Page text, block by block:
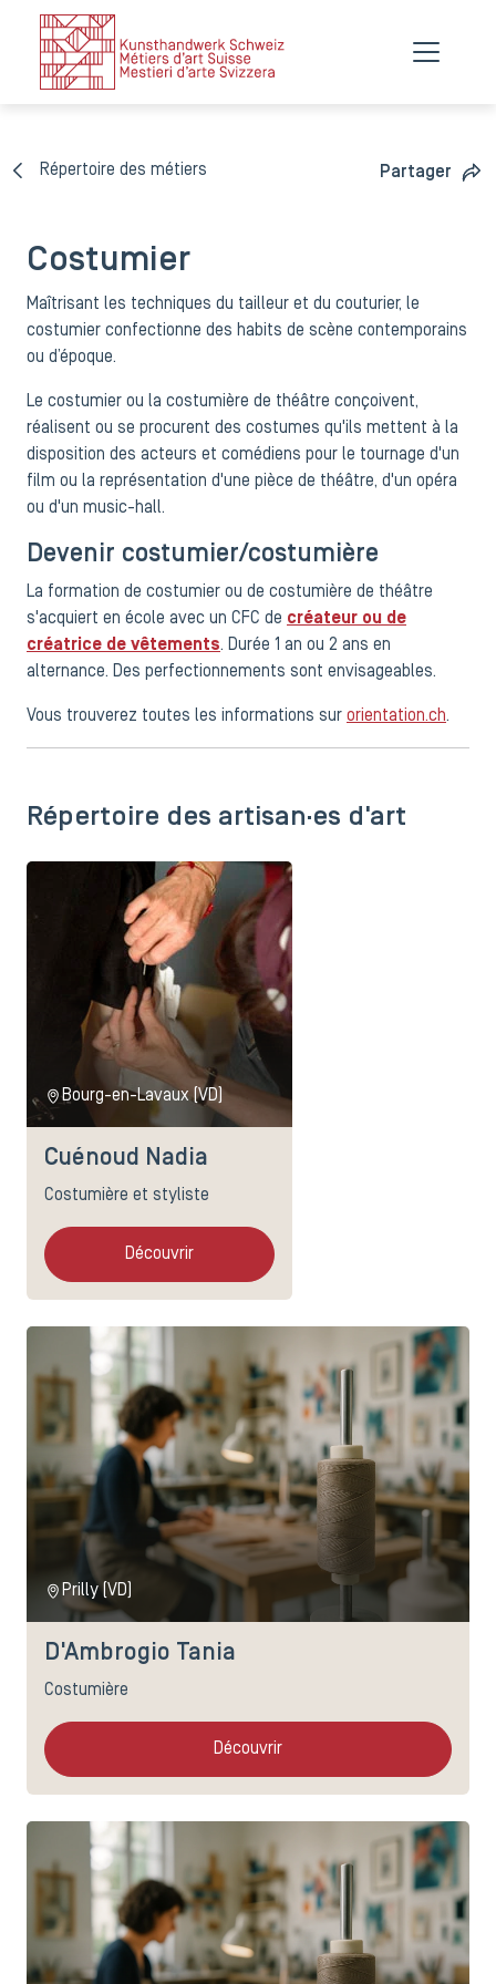
Répertoire des métiers Partager
Costumier
Maîtrisant les techniques du tailleur et du couturier, le
costumier confectionne des habits de scène contemporains
ou d’époque.
Le costumier ou la costumière de théâtre conçoivent,
réalisent ou se procurent des costumes qu'ils mettent à la
disposition des acteurs et comédiens pour le tournage d'un
film ou la représentation d'une pièce de théâtre, d'un opéra
ou d'un music-hall.
Devenir costumier/costumière
La formation de costumier ou de costumière de théâtre
s'acquiert en école avec un CFC de créateur ou de
créatrice de vêtements. Durée 1 an ou 2 ans en
alternance. Des perfectionnements sont envisageables.
Vous trouverez toutes les informations sur orientation.ch.
Répertoire des artisan·es d'art
Bourg-en-Lavaux (VD)
Cuénoud Nadia
Costumière et styliste
Découvrir
Prilly (VD)
D'Ambrogio Tania
Costumière
Découvrir